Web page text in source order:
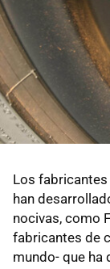
Los
han
nocivas, como
fabricantes de
mundo- que ha